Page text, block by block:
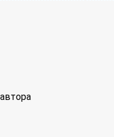
автора